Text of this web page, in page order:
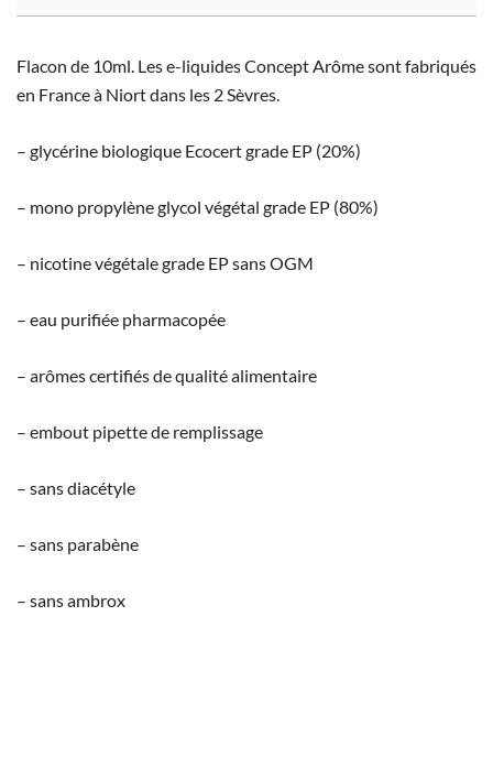
Flacon de 10ml. Les e-liquides Concept Arôme sont fabriqués
en France à Niort dans les 2 Sèvres.
– glycérine biologique Ecocert grade EP (20%)
– mono propylène glycol végétal grade EP (80%)
– nicotine végétale grade EP sans OGM
– eau purifiée pharmacopée
– arômes certifiés de qualité alimentaire
– embout pipette de remplissage
– sans diacétyle
– sans parabène
– sans ambrox